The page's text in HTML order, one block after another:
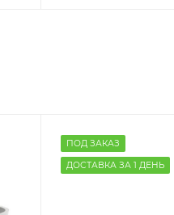
ПОД ЗАКАЗ
ДОСТАВКА ЗА 1 ДЕНЬ